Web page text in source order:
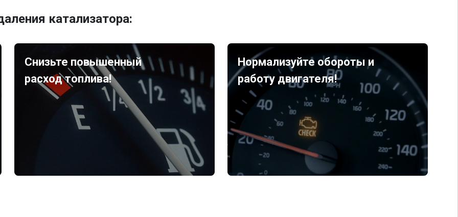
катализатора:
Снизьте повышенный
расход топлива!
Нормализуйте обороты и
работу двигателя!